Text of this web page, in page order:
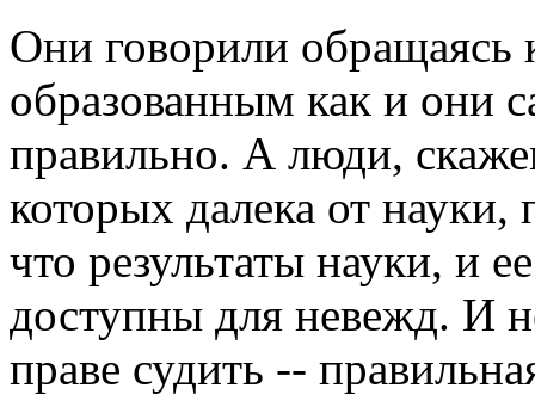
Они говорили обращаясь
образованным как и они
правильно. А люди,
которых далека от
что результаты науки, и
доступны для невежд. И
праве судить --